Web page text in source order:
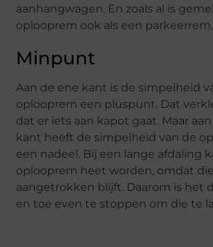
aanhangwagen. En zoals al is
oplooprem ook als een parkeerrem.
Minpunt
Aan de ene kant is de simpelheid
oplooprem een pluspunt. Dat
dat er iets aan kapot gaat. Maar
kant heeft de simpelheid van de
een nadeel. Bij een lange afdaling
oplooprem heet worden, omdat die
aangetrokken blijft. Daarom is het
en toe even te stoppen om die te